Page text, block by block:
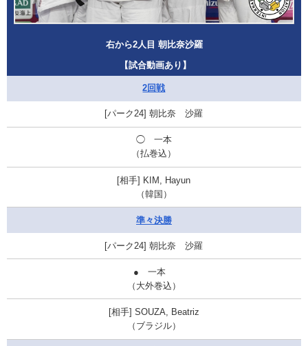
右から2人目 朝比奈沙羅
【試合動画あり】
2回戦
朝比奈 沙羅
◯ 一本
（払巻込）
KIM, Hayun
（韓国）
準々決勝
朝比奈 沙羅
● 一本
（大外巻込）
SOUZA, Beatriz
（ブラジル）